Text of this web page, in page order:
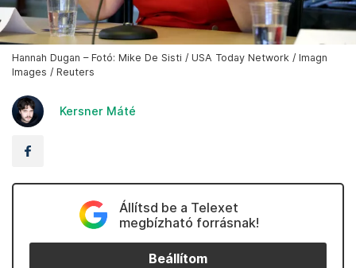
Hannah Dugan – Fotó: Mike De Sisti / USA Today Network / Imagn
Images / Reuters
Kersner Máté
Állítsd be a Telexet
megbízható forrásnak!
Beállítom